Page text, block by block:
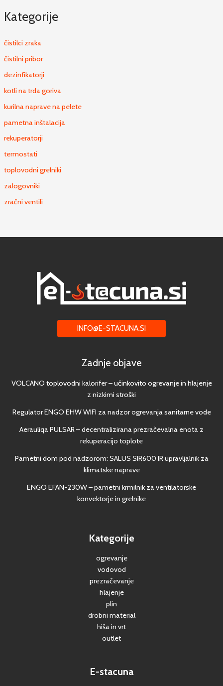
Kategorije
čistilci zraka
čistilni pribor
dezinfikatorji
kotli na trda goriva
kurilna naprave na pelete
pametna inštalacija
rekuperatorji
termostati
toplovodni grelniki
zalogovniki
zračni ventili
INFO@E-STACUNA.SI
Zadnje objave
VOLCANO toplovodni kalorifer – učinkovito ogrevanje in hlajenje
z nizkimi stroški
Regulator ENGO EHW WIFI za nadzor ogrevanja sanitarne vode
Aerauliqa PULSAR – decentralizirana prezračevalna enota z
rekuperacijo toplote
Pametni dom pod nadzorom: SALUS SIR600 IR upravljalnik za
klimatske naprave
ENGO EFAN-230W – pametni krmilnik za ventilatorske
konvektorje in grelnike
Kategorije
ogrevanje
vodovod
prezračevanje
hlajenje
plin
drobni material
hiša in vrt
outlet
E-stacuna